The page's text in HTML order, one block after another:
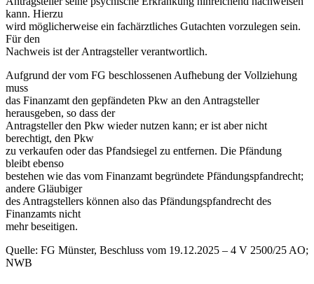
kann. Hierzu
wird möglicherweise ein fachärztliches Gutachten vorzulegen sein.
Für den
Nachweis ist der Antragsteller verantwortlich.
Aufgrund der vom FG beschlossenen Aufhebung der Vollziehung
muss
das Finanzamt den gepfändeten Pkw an den Antragsteller
herausgeben, so dass der
Antragsteller den Pkw wieder nutzen kann; er ist aber nicht
berechtigt, den Pkw
zu verkaufen oder das Pfandsiegel zu entfernen. Die Pfändung
bleibt ebenso
bestehen wie das vom Finanzamt begründete Pfändungspfandrecht;
andere Gläubiger
des Antragstellers können also das Pfändungspfandrecht des
Finanzamts nicht
mehr beseitigen.
Quelle: FG Münster, Beschluss vom 19.12.2025 – 4 V 2500/25 AO;
NWB